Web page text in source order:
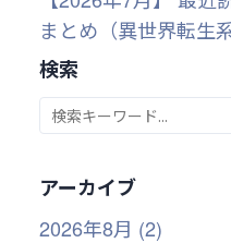
まとめ（異世界転生
検索
アーカイブ
2026年8月 (2)